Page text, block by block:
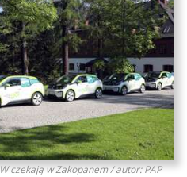
czekają w Zakopanem / autor: PAP